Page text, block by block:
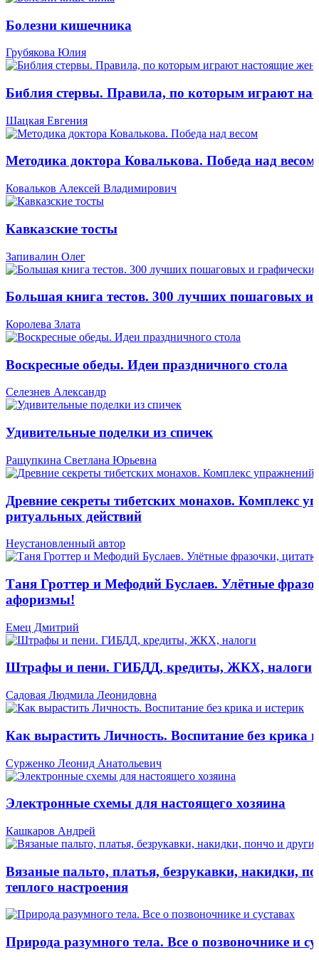
Болезни кишечника
Грубякова Юлия
Библия стервы. Правила, по которым играют
Шацкая Евгения
Методика доктора Ковалькова. Победа над весом
Ковальков Алексей Владимирович
Кавказские тосты
Запивалин Олег
Большая книга тестов. 300 лучших пошаговых и
Королева Злата
Воскресные обеды. Идеи праздничного стола
Селезнев Александр
Удивительные поделки из спичек
Ращупкина Светлана Юрьевна
Древние секреты тибетских монахов. Комплекс
ритуальных действий
Неустановленный автор
Таня Гроттер и Мефодий Буслаев. Улётные
афоризмы!
Емец Дмитрий
Штрафы и пени. ГИБДД, кредиты, ЖКХ, налоги
Садовая Людмила Леонидовна
Как вырастить Личность. Воспитание без крика
Сурженко Леонид Анатольевич
Электронные схемы для настоящего хозяина
Кашкаров Андрей
Вязаные пальто, платья, безрукавки, накидки,
теплого настроения
Природа разумного тела. Все о позвоночнике и